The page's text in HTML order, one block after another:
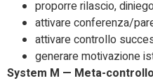
proporre rilascio,
attivare conferenza/
attivare controllo
generare motivazione
System M — Meta-